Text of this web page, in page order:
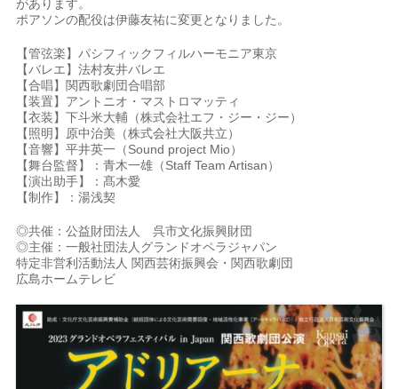
があります。
ポアソンの配役は伊藤友祐に変更となりました。
​【管弦楽】パシフィックフィルハーモニア東京
【バレエ】法村友井バレエ
【合唱】関西歌劇団合唱部​
【装置】アントニオ・マストロマッティ
【衣装】下斗米大輔（株式会社エフ・ジー・ジー）
【照明】原中治美（株式会社大阪共立）
【音響】平井英一（Sound project Mio）
【舞台監督】：青木一雄（Staff Team Artisan）
【演出助手】：髙木愛
【制作】：湯浅契
◎共催：公益財団法人 呉市文化振興財団
◎主催：一般社団法人グランドオペラジャパン
特定非営利活動法人 関西芸術振興会・関西歌劇団
広島ホームテレビ